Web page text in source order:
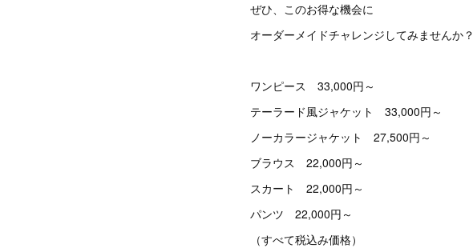
ぜひ、このお得な機会に
オーダーメイドチャレンジしてみませんか？
ワンピース 33,000円～
テーラード風ジャケット 33,000円～
ノーカラージャケット 27,500円～
ブラウス 22,000円～
スカート 22,000円～
パンツ 22,000円～
（すべて税込み価格）